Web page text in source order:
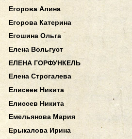
Егорова Алина
Егорова Катерина
Егошина Ольга
Елена Вольгуст
ЕЛЕНА ГОРФУНКЕЛЬ
Елена Строгалева
Елисеев Никита
Елиссев Никита
Емельянова Мария
Ерыкалова Ирина